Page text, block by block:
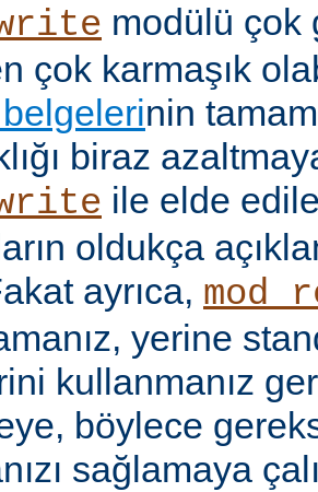
modülü çok
çok karmaşık
nin
biraz
ile elde
oldukça
ayrıca,
yerine
kullanmanız
böylece
sağlamaya